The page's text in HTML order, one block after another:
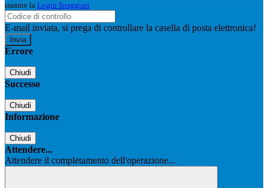
tramite la Login Spaggiari
E-mail inviata, si prega di controllare la casella di posta elettronica!
Errore
Chiudi
Successo
Chiudi
Informazione
Chiudi
Attendere...
Attendere il completamento dell'operazione...